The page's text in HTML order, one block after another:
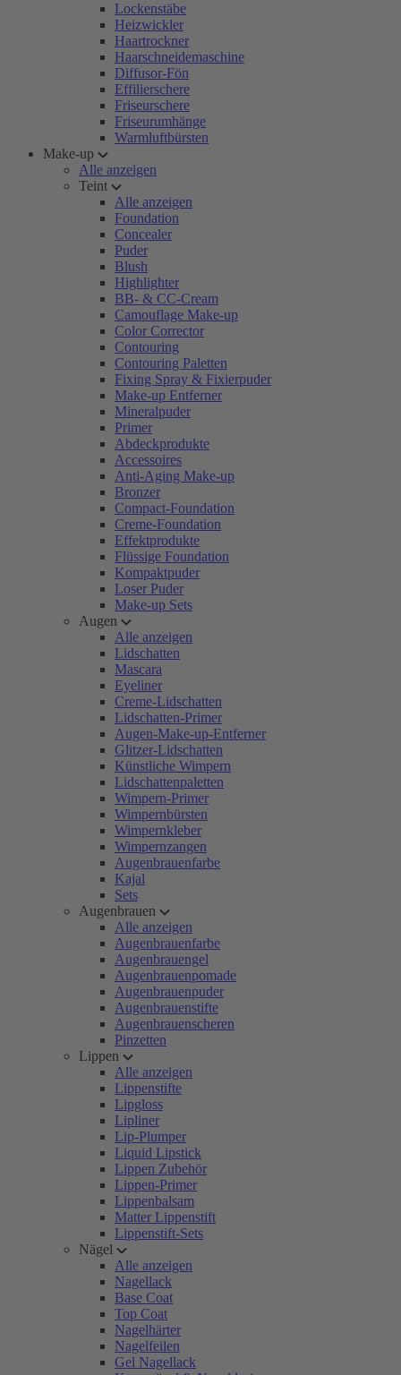
Lockenstäbe
Heizwickler
Haartrockner
Haarschneidemaschine
Diffusor-Fön
Effilierschere
Friseurschere
Friseurumhänge
Warmluftbürsten
Make-up
Alle anzeigen
Teint
Alle anzeigen
Foundation
Concealer
Puder
Blush
Highlighter
BB- & CC-Cream
Camouflage Make-up
Color Corrector
Contouring
Contouring Paletten
Fixing Spray & Fixierpuder
Make-up Entferner
Mineralpuder
Primer
Abdeckprodukte
Accessoires
Anti-Aging Make-up
Bronzer
Compact-Foundation
Creme-Foundation
Effektprodukte
Flüssige Foundation
Kompaktpuder
Loser Puder
Make-up Sets
Augen
Alle anzeigen
Lidschatten
Mascara
Eyeliner
Creme-Lidschatten
Lidschatten-Primer
Augen-Make-up-Entferner
Glitzer-Lidschatten
Künstliche Wimpern
Lidschattenpaletten
Wimpern-Primer
Wimpernbürsten
Wimpernkleber
Wimpernzangen
Augenbrauenfarbe
Kajal
Sets
Augenbrauen
Alle anzeigen
Augenbrauenfarbe
Augenbrauengel
Augenbrauenpomade
Augenbrauenpuder
Augenbrauenstifte
Augenbrauenscheren
Pinzetten
Lippen
Alle anzeigen
Lippenstifte
Lipgloss
Lipliner
Lip-Plumper
Liquid Lipstick
Lippen Zubehör
Lippen-Primer
Lippenbalsam
Matter Lippenstift
Lippenstift-Sets
Nägel
Alle anzeigen
Nagellack
Base Coat
Top Coat
Nagelhärter
Nagelfeilen
Gel Nagellack